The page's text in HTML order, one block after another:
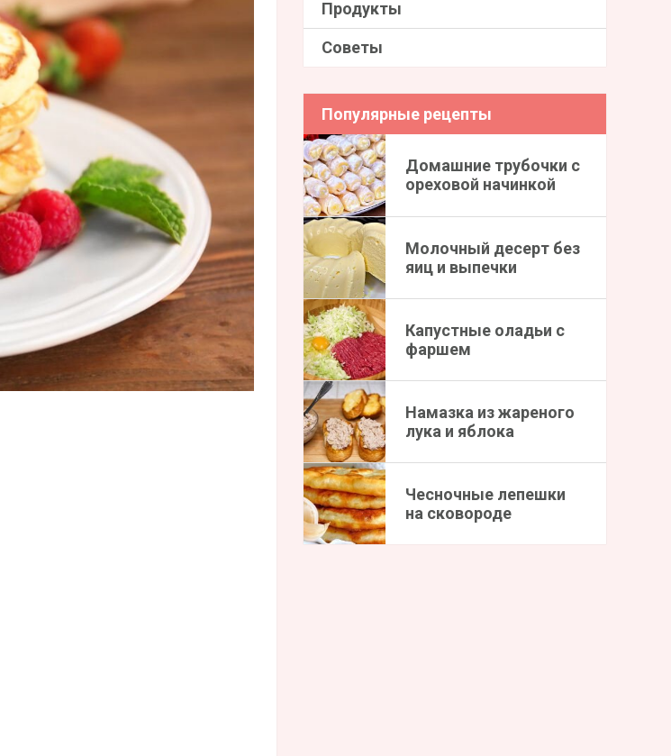
Продукты
Советы
Популярные рецепты
Домашние трубочки с
ореховой начинкой
Молочный десерт без
яиц и выпечки
Капустные оладьи с
фаршем
Намазка из жареного
лука и яблока
Чесночные лепешки
на сковороде